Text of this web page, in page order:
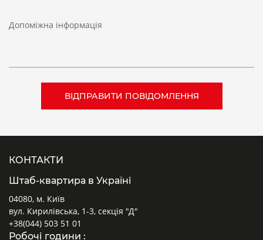
Допоміжна інформація
КОНТАКТИ
Штаб-квартира в Україні
04080, м. Київ
вул. Кирилівська, 1-3, секція "Д"
+38(044) 503 51 01
Робочі години :